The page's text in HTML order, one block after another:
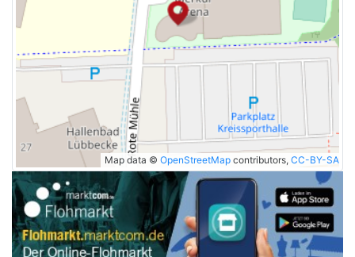
Map data © OpenStreetMap contributors, CC-BY-SA